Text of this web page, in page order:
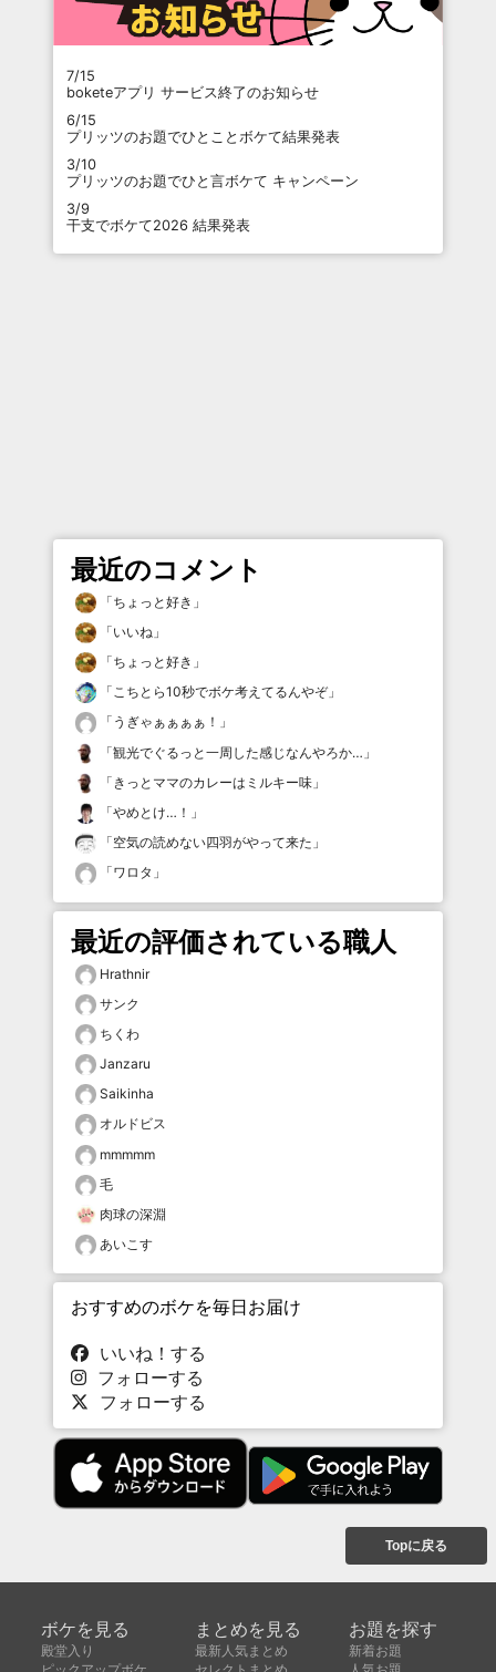
7/15
boketeアプリ サービス終了のお知らせ
6/15
プリッツのお題でひとことボケて結果発表
3/10
プリッツのお題でひと言ボケて キャンペーン
3/9
干支でボケて2026 結果発表
最近のコメント
「ちょっと好き 」
「いいね 」
「ちょっと好き 」
「こちとら10秒でボケ考えてるんやぞ」
「 うぎゃぁぁぁぁ！ 」
「観光でぐるっと一周した感じなんやろか… 」
「 きっとママのカレーはミルキー味 」
「やめとけ…！ 」
「空気の読めない四羽がやって来た 」
「ワロタ 」
最近の評価されている職人
Hrathnir
サンク
ちくわ
Janzaru
Saikinha
オルドビス
mmmmm
毛
肉球の深淵
あいこす
おすすめのボケを毎日お届け
いいね！する
フォローする
フォローする
Topに戻る
ボケを見る
殿堂入り
まとめを見る
最新人気まとめ
お題を探す
新着お題